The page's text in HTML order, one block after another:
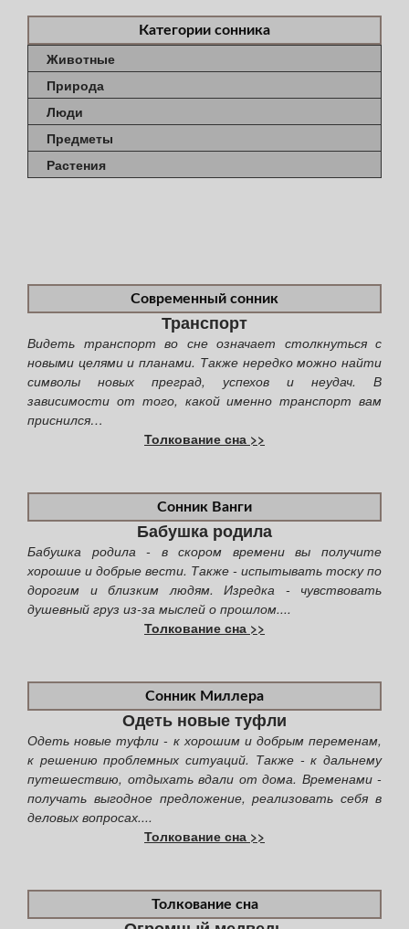
Категории сонника
Животные
Природа
Люди
Предметы
Растения
Современный сонник
Транспорт
Видеть транспорт во сне означает столкнуться с
новыми целями и планами. Также нередко можно найти
символы новых преград, успехов и неудач. В
зависимости от того, какой именно транспорт вам
приснился…
Толкование сна >>
Сонник Ванги
Бабушка родила
Бабушка родила - в скором времени вы получите
хорошие и добрые вести. Также - испытывать тоску по
дорогим и близким людям. Изредка - чувствовать
душевный груз из-за мыслей о прошлом....
Толкование сна >>
Сонник Миллера
Одеть новые туфли
Одеть новые туфли - к хорошим и добрым переменам,
к решению проблемных ситуаций. Также - к дальнему
путешествию, отдыхать вдали от дома. Временами -
получать выгодное предложение, реализовать себя в
деловых вопросах....
Толкование сна >>
Толкование сна